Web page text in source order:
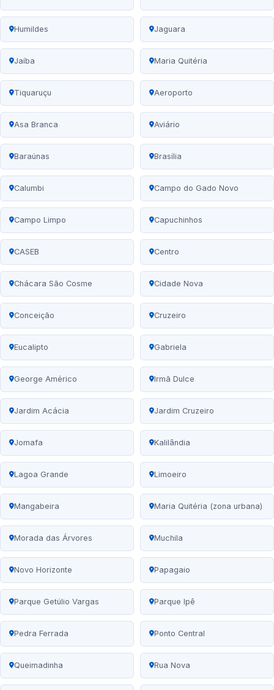
Humildes Jaguara
Jaíba Maria Quitéria
Tiquaruçu Aeroporto
Asa Branca Aviário
Baraúnas Brasília
Calumbi Campo do Gado Novo
Campo Limpo Capuchinhos
CASEB Centro
Chácara São Cosme Cidade Nova
Conceição Cruzeiro
Eucalipto Gabriela
George Américo Irmã Dulce
Jardim Acácia Jardim Cruzeiro
Jomafa Kalilândia
Lagoa Grande Limoeiro
Mangabeira Maria Quitéria (zona urbana)
Morada das Árvores Muchila
Novo Horizonte Papagaio
Parque Getúlio Vargas Parque Ipê
Pedra Ferrada Ponto Central
Queimadinha Rua Nova